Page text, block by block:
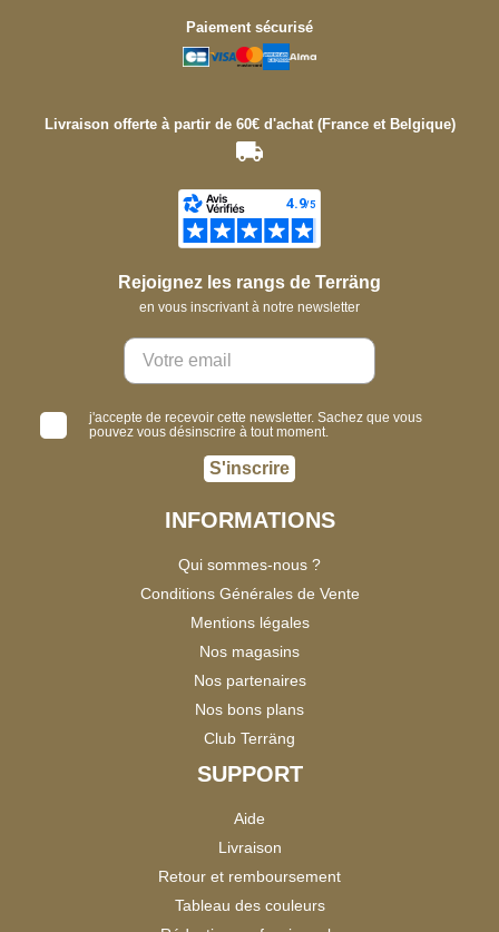
Paiement sécurisé
Livraison offerte à partir de 60€ d'achat (France et Belgique)
Rejoignez les rangs de Terräng
en vous inscrivant à notre newsletter
j'accepte de recevoir cette newsletter. Sachez que vous
pouvez vous désinscrire à tout moment.
S'inscrire
INFORMATIONS
Qui sommes-nous ?
Conditions Générales de Vente
Mentions légales
Nos magasins
Nos partenaires
Nos bons plans
Club Terräng
SUPPORT
Aide
Livraison
Retour et remboursement
Tableau des couleurs